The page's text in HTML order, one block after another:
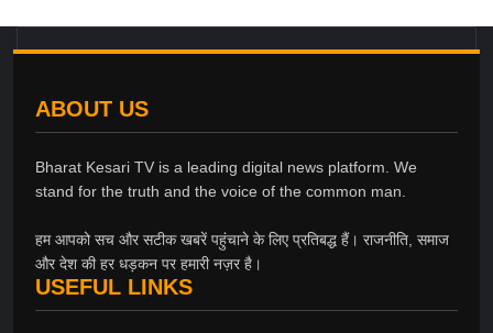
ABOUT US
Bharat Kesari TV is a leading digital news platform. We
stand for the truth and the voice of the common man.
हम आपको सच और सटीक खबरें पहुंचाने के लिए प्रतिबद्ध हैं। राजनीति, समाज
और देश की हर धड़कन पर हमारी नज़र है।
USEFUL LINKS